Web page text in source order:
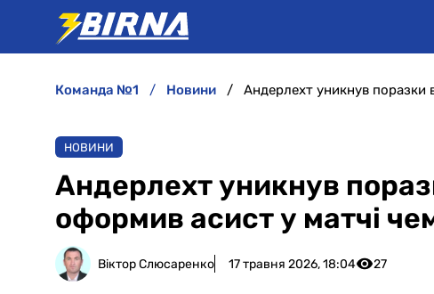
команда №1 новини
НОВИНИ
Андерлехт уникнув
оформив асист у матчі
Віктор Слюсаренко 17 травня 2026, 18:04 27